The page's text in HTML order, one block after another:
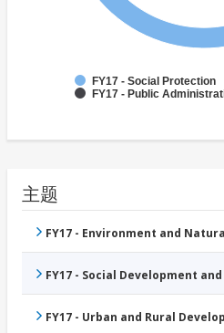
FY17 - Social Protection
FY17 - Public
主题
FY17 - Environment and
FY17 - Social Development
FY17 - Urban and Rural